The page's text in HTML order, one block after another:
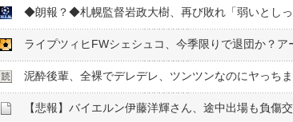
◆朗報？◆札幌監督岩政大樹、再び敗れ「弱いとしっ
ライプツィヒFWシェシュコ、今季限りで退団か？
泥酔後輩、全裸でデレデレ、ツンツンなのにヤっち
【悲報】バイエルン伊藤洋輝さん、途中出場も負傷